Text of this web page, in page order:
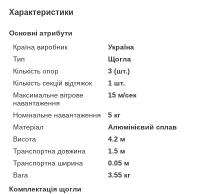
Характеристики
Основні атрибути
Країна виробник
Україна
Тип
Щогла
Кількість опор
3 (шт.)
Кількість секцій відтяжок
1 шт.
Максимальне вітрове
навантаження
15 м/сек
Номінальне навантаження
5 кг
Матеріал
Алюмінієвий сплав
Висота
4.2 м
Транспортна довжина
1.5 м
Транспортна ширина
0.05 м
Вага
3.55 кг
Комплектація щогли